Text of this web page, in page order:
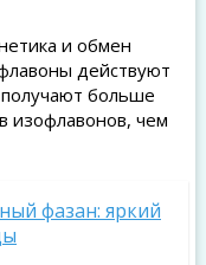
и обмен
действуют
больше
изофлавонов, чем
фазан: яркий